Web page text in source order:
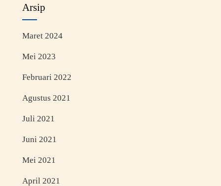
Arsip
Maret 2024
Mei 2023
Februari 2022
Agustus 2021
Juli 2021
Juni 2021
Mei 2021
April 2021